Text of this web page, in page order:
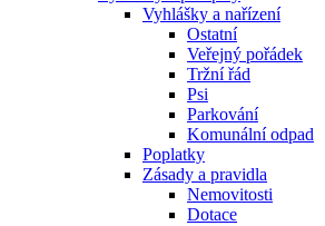
Vyhlášky a nařízení
Ostatní
Veřejný pořádek
Tržní řád
Psi
Parkování
Komunální odpad
Poplatky
Zásady a pravidla
Nemovitosti
Dotace